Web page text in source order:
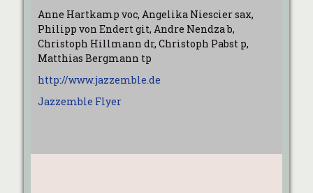
Anne Hartkamp voc, Angelika Niescier sax,
Philipp von Endert git, Andre Nendza b,
Christoph Hillmann dr, Christoph Pabst p,
Matthias Bergmann tp
http://www.jazzemble.de
Jazzemble Flyer